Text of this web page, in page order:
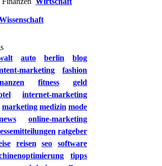
auto berlin
blog
marketing
fashion
fitness
geld
internet-marketing
marketing medizin mode
online-marketing
ratgeber
reisen seo
software
tipps